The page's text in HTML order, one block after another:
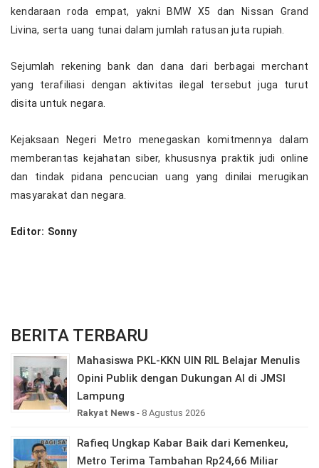
kendaraan roda empat, yakni BMW X5 dan Nissan Grand
Livina, serta uang tunai dalam jumlah ratusan juta rupiah.
Sejumlah rekening bank dan dana dari berbagai merchant
yang terafiliasi dengan aktivitas ilegal tersebut juga turut
disita untuk negara.
Kejaksaan Negeri Metro menegaskan komitmennya dalam
memberantas kejahatan siber, khususnya praktik judi online
dan tindak pidana pencucian uang yang dinilai merugikan
masyarakat dan negara.
Editor: Sonny
BERITA TERBARU
Mahasiswa PKL-KKN UIN RIL Belajar Menulis
Opini Publik dengan Dukungan AI di JMSI
Lampung
Rakyat News - 8 Agustus 2026
Rafieq Ungkap Kabar Baik dari Kemenkeu,
Metro Terima Tambahan Rp24,66 Miliar